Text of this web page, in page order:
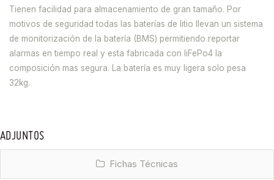
Tienen facilidad para almacenamiento de gran tamaño. Por
motivos de seguridad todas las baterías de litio llevan un sistema
de monitorización de la batería (BMS) permitiendo reportar
alarmas en tiempo real y esta fabricada con liFePo4 la
composición mas segura. La batería es muy ligera solo pesa
32kg.
ADJUNTOS
Fichas Técnicas